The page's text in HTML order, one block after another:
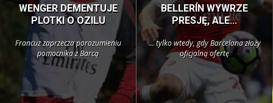
WENGER DEMENTUJE
PLOTKI O OZILU
Francuz zaprzecza porozumieniu
pomocnika z Barcą
BELLERÍN WYWRZE
PRESJĘ, ALE...
... tylko wtedy, gdy Barcelona złoży
oficjalną ofertę